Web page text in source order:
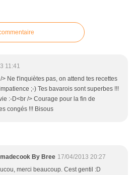
11:41
Ne t'inquiètes pas, on attend tes recettes
;-) Tes bavarois sont superbes !!!
:-D<br /> Courage pour la fin de
congés !!! Bisous
By Bree 17/04/2013 20:27
merci beaucoup. Cest gentil :D